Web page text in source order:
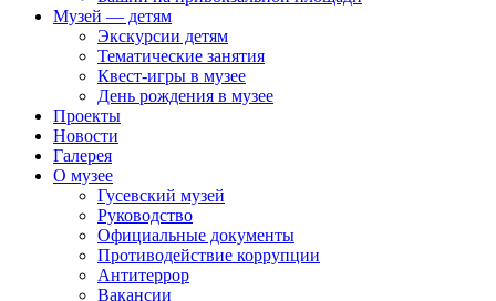
Музей — детям
Экскурсии детям
Тематические занятия
Квест-игры в музее
День рождения в музее
Проекты
Новости
Галерея
О музее
Гусевский музей
Руководство
Официальные документы
Противодействие коррупции
Антитеррор
Вакансии